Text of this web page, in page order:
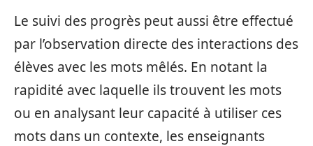
Le suivi des progrès peut aussi être effectué
par l’observation directe des interactions des
élèves avec les mots mêlés. En notant la
rapidité avec laquelle ils trouvent les mots
ou en analysant leur capacité à utiliser ces
mots dans un contexte, les enseignants